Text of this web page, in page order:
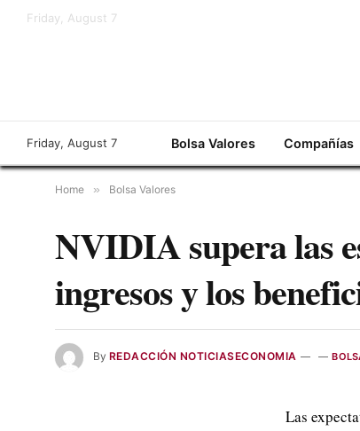
Friday, August 7
Friday, August 7 Bolsa Valores Compañías
Home » Bolsa Valores
NVIDIA supera las
ingresos y los
By REDACCIÓN NOTICIASECONOMIA
Las